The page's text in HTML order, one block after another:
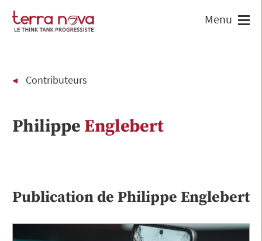
Contributeurs
Philippe Englebert
Publication de Philippe Englebert